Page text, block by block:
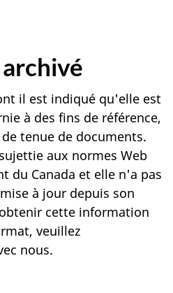
il est indiqué qu'elle est
à des fins de référence,
tenue de documents.
aux normes Web
du Canada et elle n'a pas
à jour depuis son
cette information
veuillez
nous.